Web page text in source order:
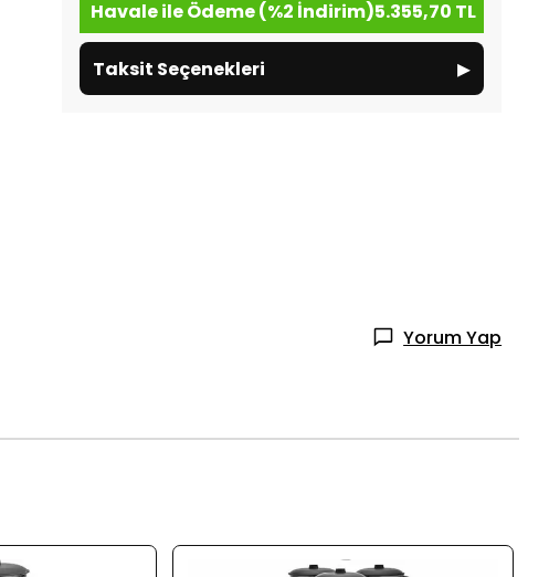
Havale ile Ödeme (%2 İndirim)5.355,70 TL
Taksit Seçenekleri ▸
Yorum Yap